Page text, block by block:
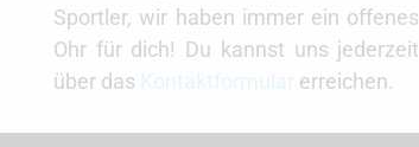
Sportler, wir haben immer ein offenes
Ohr für dich! Du kannst uns jederzeit
über das
erreichen.